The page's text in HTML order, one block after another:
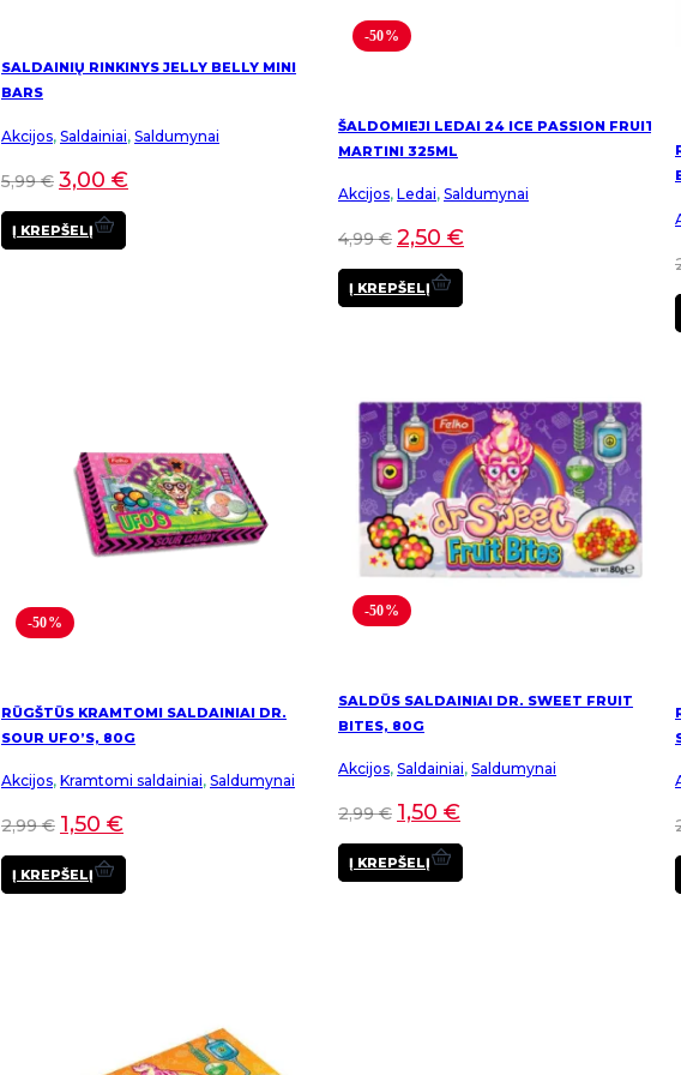
SALDAINIŲ RINKINYS JELLY BELLY MINI
BARS
Akcijos, Saldainiai, Saldumynai
5,99€ 3,00 €
Į KREPŠELĮ
-50%
ŠALDOMIEJI LEDAI 24 ICE PASSION FRUIT
MARTINI 325ML
Akcijos, Ledai, Saldumynai
4,99€ 2,50 €
Į KREPŠELĮ
-50%
RŪGŠTŪS KRAMTOMI SALDAINIAI DR.
SOUR UFO’S, 80G
Akcijos, Kramtomi saldainiai, Saldumynai
2,99€ 1,50 €
Į KREPŠELĮ
-50%
SALDŪS SALDAINIAI DR. SWEET FRUIT
BITES, 80G
Akcijos, Saldainiai, Saldumynai
2,99€ 1,50 €
Į KREPŠELĮ